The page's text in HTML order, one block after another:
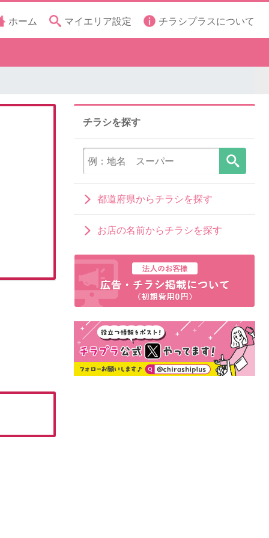
ホーム マイエリア設定 チラシプラスについて
チラシを探す
都道府県からチラシを探す
お店の名前からチラシを探す